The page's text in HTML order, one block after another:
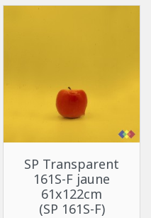
SP Transparent
161S-F jaune
61x122cm
(SP 161S-F)